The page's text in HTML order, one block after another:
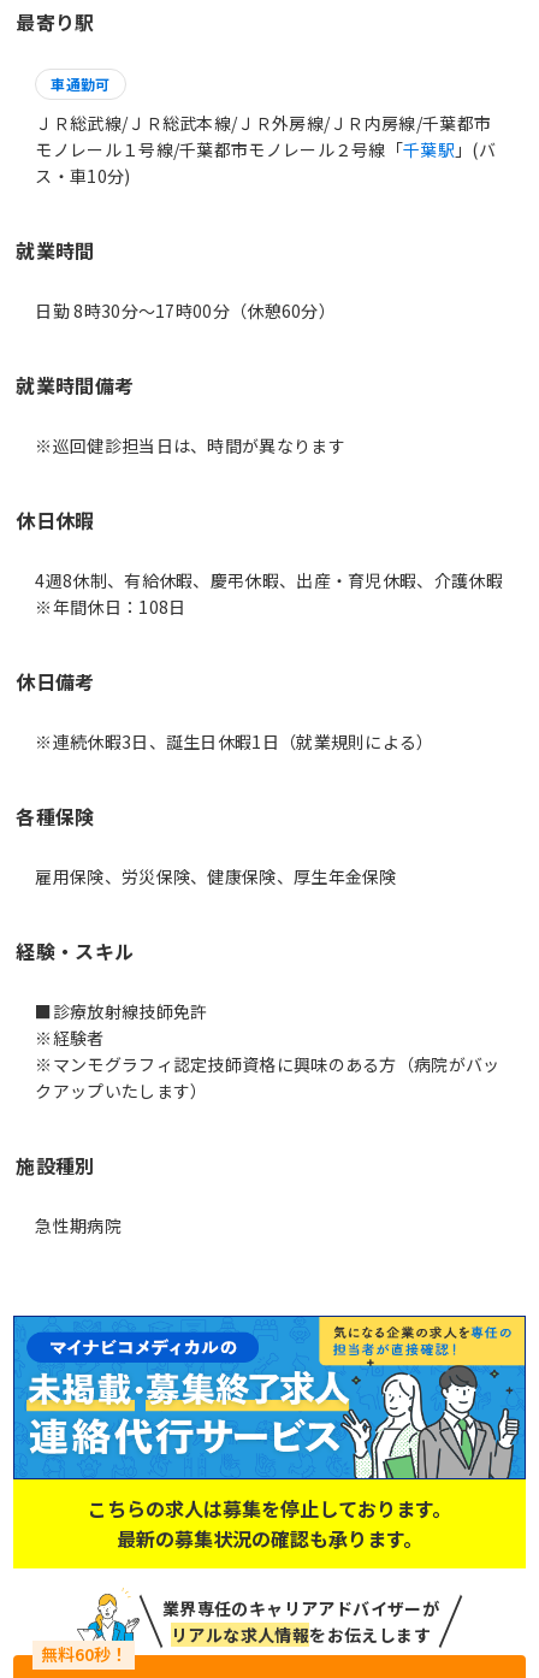
最寄り駅
車通勤可
ＪＲ総武線/ＪＲ総武本線/ＪＲ外房線/ＪＲ内房線/千葉都市
モノレール１号線/千葉都市モノレール２号線「千葉駅 」(バ
ス・車10分)
就業時間
日勤 8時30分〜17時00分（休憩60分）
就業時間備考
休日休暇
4週8休制、有給休暇、慶弔休暇、出産・育児休暇、介護休暇
※年間休日：108日
休日備考
※連続休暇3日、誕生日休暇1日（就業規則による）
各種保険
雇用保険、労災保険、健康保険、厚生年金保険
経験・スキル
■診療放射線技師免許
※経験者
※マンモグラフィ認定技師資格に興味のある方（病院がバッ
クアップいたします）
施設種別
急性期病院
こちらの求人は募集を停止しております。
最新の募集状況の確認も承ります。
業界専任のキャリアアドバイザーが
リアルな求人情報をお伝えします